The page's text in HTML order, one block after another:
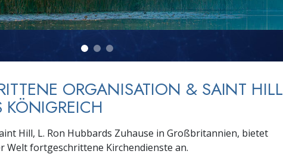
ORGANISATION & SAINT HILL
KÖNIGREICH
Hill, L. Ron Hubbards Zuhause in Großbritannien, bietet
Welt fortgeschrittene Kirchendienste an.